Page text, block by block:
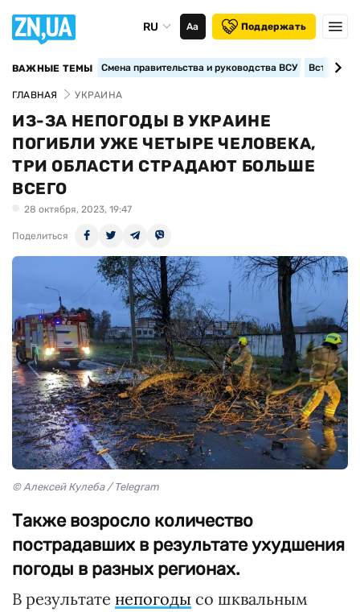
RU Аа Поддержать
ВАЖНЫЕ ТЕМЫ Смена правительства и руководства ВСУ
ГЛАВНАЯ УКРАИНА
ИЗ-ЗА НЕПОГОДЫ В УКРАИНЕ
ПОГИБЛИ УЖЕ ЧЕТЫРЕ ЧЕЛОВЕКА,
ТРИ ОБЛАСТИ СТРАДАЮТ БОЛЬШЕ
ВСЕГО
28 октября, 2023, 19:47
Поделиться
© Алексей Кулеба / Telegram
Также возросло количество
пострадавших в результате ухудшения
погоды в разных регионах.
В результате непогоды со шквальным